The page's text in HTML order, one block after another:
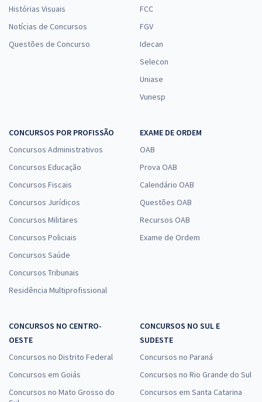
Histórias Visuais
Notícias de Concursos
Questões de Concurso
FCC
FGV
Idecan
Selecon
Uniase
Vunesp
CONCURSOS POR PROFISSÃO
Concursos Administrativos
Concursos Educação
Concursos Fiscais
Concursos Jurídicos
Concursos Militares
Concursos Policiais
Concursos Saúde
Concursos Tribunais
Residência Multiprofissional
EXAME DE ORDEM
OAB
Prova OAB
Calendário OAB
Questões OAB
Recursos OAB
Exame de Ordem
CONCURSOS NO CENTRO-
OESTE
Concursos no Distrito Federal
Concursos em Goiás
Concursos no Mato Grosso do
CONCURSOS NO SUL E
SUDESTE
Concursos no Paraná
Concursos no Rio Grande do Sul
Concursos em Santa Catarina